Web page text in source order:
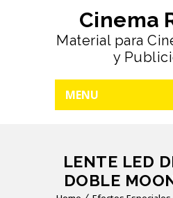
Cinema
Material para
y
MENU
LENTE LED
DOBLE